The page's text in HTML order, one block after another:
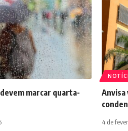
marcar quarta-
Anvisa
4 de